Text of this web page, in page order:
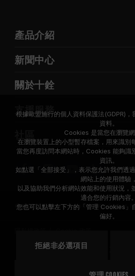
產品介紹
新聞中心
關於十銓
支援服務
© 2026 Team Group Inc. All Rights
根據歐盟施行的個人資料保護法(GDPR)，
資料。
Cookies 是當您在瀏覽網
在瀏覽裝置上的小型暫存檔案，用來識別
當您再度訪問本網站時，Cookies 能夠識
資訊。
如點選「全部接受」，表示您允許我們透
網站上的使用體驗，
以及協助我們分析網站效能和使用狀況，
適合您的行銷內容。
您也可以點擊左下方的「管理 Cookies」
偏好。
拒絕非必選項目